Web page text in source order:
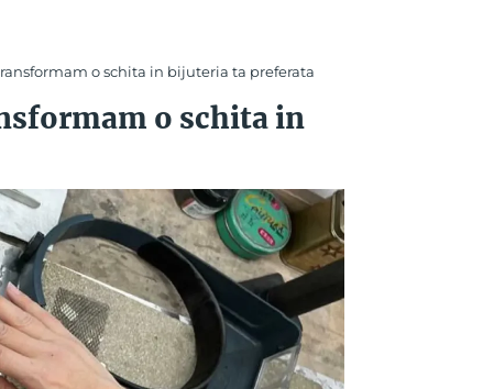
o schita in bijuteria ta preferata
o schita in